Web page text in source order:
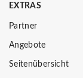
EXTRAS
Partner
Angebote
Seitenübersicht